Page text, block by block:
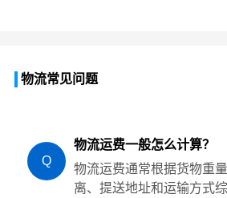
物流常见问题
Q
物流运费一般怎么计算？
物流运费通常根据货物重
离、提送地址和运输方式综